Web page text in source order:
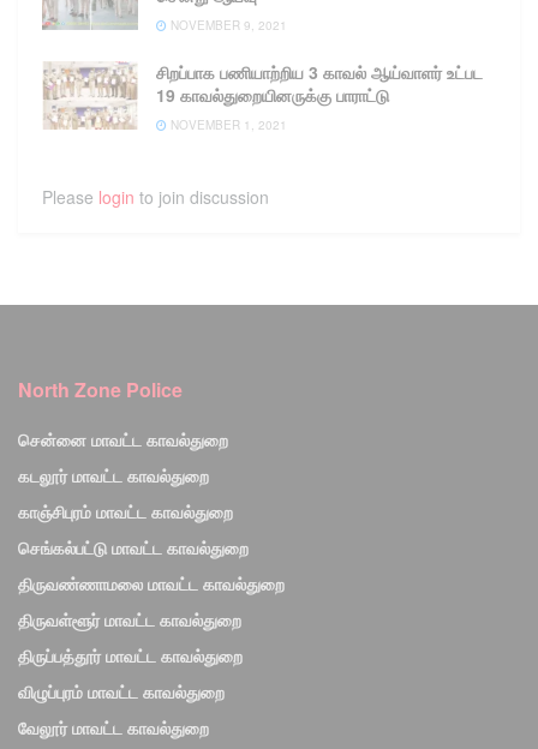
NOVEMBER 9, 2021
சிறப்பாக பணியாற்றிய 3 காவல் ஆய்வாளர் உட்பட
19 காவல்துறையினருக்கு பாராட்டு
NOVEMBER 1, 2021
Please login to join discussion
North Zone Police
சென்னை மாவட்ட காவல்துறை
கடலூர் மாவட்ட காவல்துறை
காஞ்சிபுரம் மாவட்ட காவல்துறை
செங்கல்பட்டு மாவட்ட காவல்துறை
திருவண்ணாமலை மாவட்ட காவல்துறை
திருவள்ளூர் மாவட்ட காவல்துறை
திருப்பத்தூர் மாவட்ட காவல்துறை
விழுப்புரம் மாவட்ட காவல்துறை
வேலூர் மாவட்ட காவல்துறை